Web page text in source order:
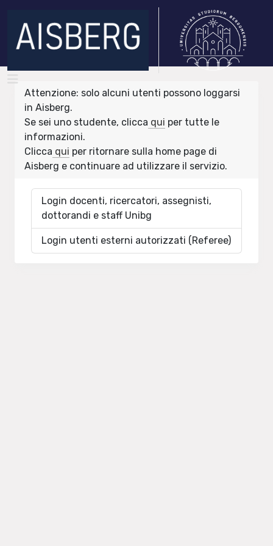
Attenzione: solo alcuni utenti possono loggarsi
in Aisberg.
Se sei uno studente, clicca qui per tutte le
informazioni.
Clicca qui per ritornare sulla home page di
Aisberg e continuare ad utilizzare il servizio.
Login docenti, ricercatori, assegnisti,
dottorandi e staff Unibg
Login utenti esterni autorizzati (Referee)